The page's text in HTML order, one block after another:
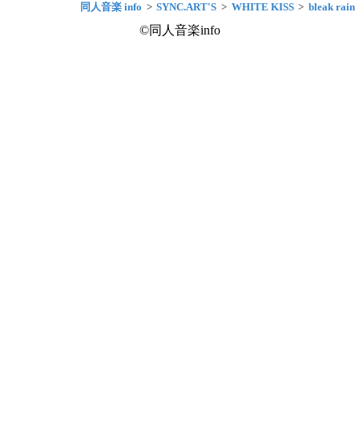
同人音楽 info SYNC.ART'S WHITE KISS bleak rain
©同人音楽info